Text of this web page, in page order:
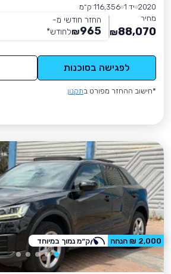
2020 יד 1
116,356 ק״מ
מחיר
88,070
₪
החזר חודשי מ-
965
₪לחודש*
לפגישה בסוכנות
*חישוב ההחזר מפורט בתקנון
2,000 ₪ הנחה ק״מ נמוך במיוחד